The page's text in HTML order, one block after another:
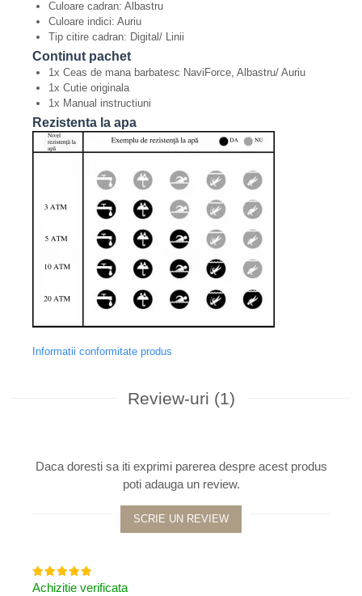
Culoare cadran: Albastru
Culoare indici: Auriu
Tip citire cadran: Digital/ Linii
Continut pachet
1x Ceas de mana barbatesc NaviForce, Albastru/ Auriu
1x Cutie originala
1x Manual instructiuni
Rezistenta la apa
Informatii conformitate produs
Review-uri (1)
Daca doresti sa iti exprimi parerea despre acest produs
poti adauga un review.
SCRIE UN REVIEW
Achizitie verificata